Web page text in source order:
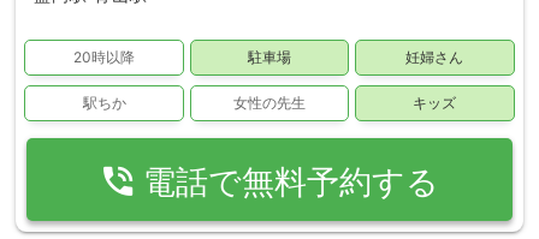
20時以降 駐車場 妊婦さん
駅ちか 女性の先生 キッズ
phone_in_talk 電話で無料予約する